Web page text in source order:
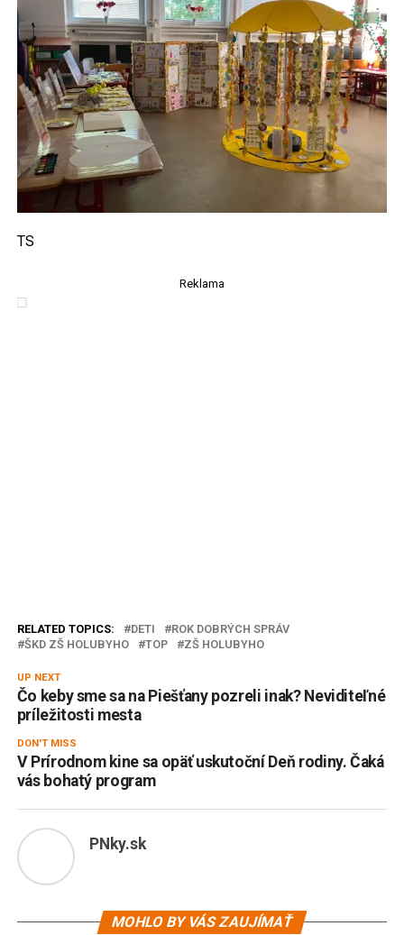
TS
Reklama
RELATED TOPICS: DETI
ROK DOBRÝCH SPRÁV
ŠKD ZŠ HOLUBYHO
TOP ZŠ HOLUBYHO
UP NEXT
Čo keby sme sa na Piešťany pozreli inak? Neviditeľné
príležitosti mesta
DON'T MISS
V Prírodnom kine sa opäť uskutoční Deň rodiny. Čaká
vás bohatý program
PNky.sk
MOHLO BY VÁS ZAUJÍMAŤ